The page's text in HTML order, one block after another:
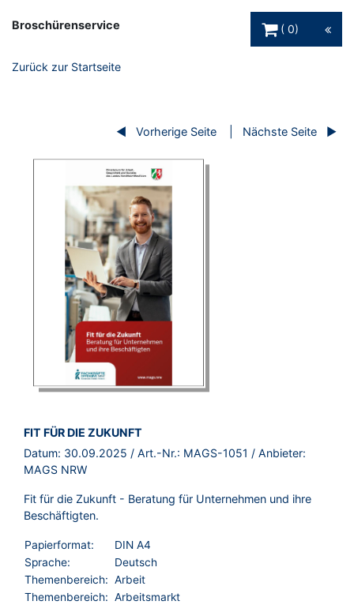
Broschürenservice
0
Zurück zur Startseite
Vorherige Seite Nächste Seite
BROSCHÜRE:
FIT FÜR DIE ZUKUNFT
Datum: 30.09.2025 / Art.-Nr.: MAGS-1051 / Anbieter:
MAGS NRW
Fit für die Zukunft - Beratung für Unternehmen und ihre
Beschäftigten.
Papierformat:
DIN A4
Sprache:
Deutsch
Themenbereich: Arbeit
Themenbereich: Arbeitsmarkt